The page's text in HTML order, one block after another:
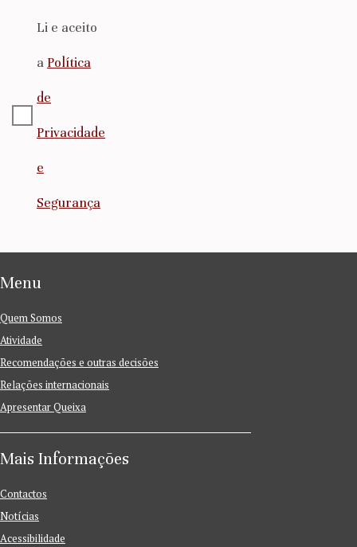
Li e aceito
a Política
de
Privacidade
e
Segurança
Menu
Quem Somos
Atividade
Recomendações e outras decisões
Relações internacionais
Apresentar Queixa
Mais Informações
Contactos
Notícias
Acessibilidade